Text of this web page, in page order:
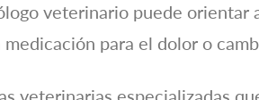
veterinario puede
medicación para el dolor o
veterinarias especializadas